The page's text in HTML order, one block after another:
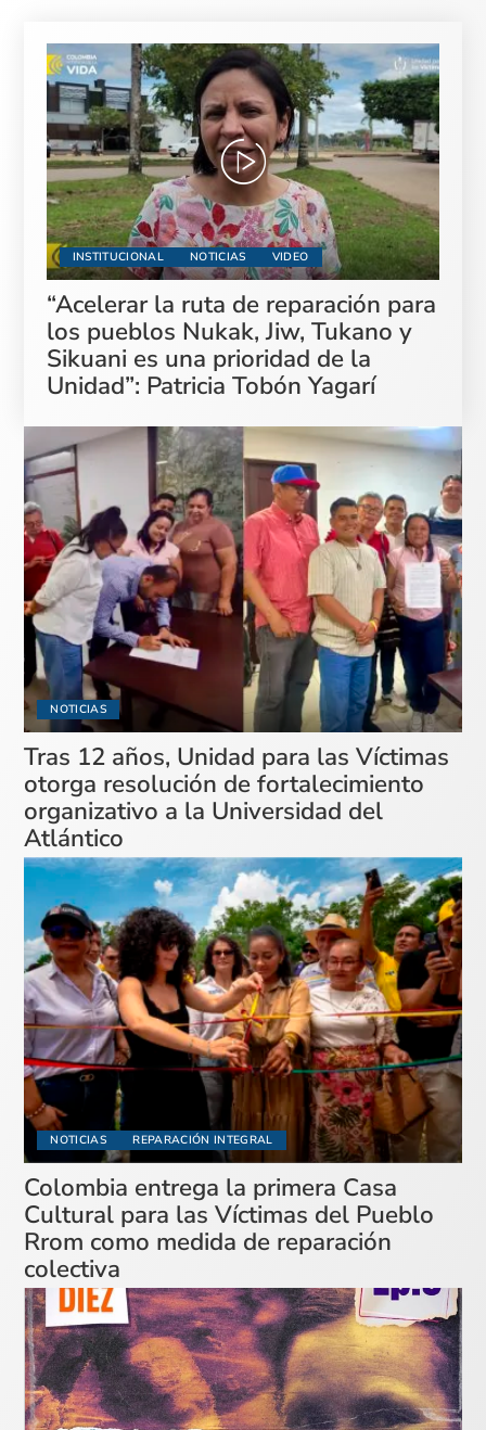
INSTITUCIONAL NOTICIAS VIDEO
“Acelerar la ruta de reparación para
los pueblos Nukak, Jiw, Tukano y
Sikuani es una prioridad de la
Unidad”: Patricia Tobón Yagarí
NOTICIAS
Tras 12 años, Unidad para las Víctimas
otorga resolución de fortalecimiento
organizativo a la Universidad del
Atlántico
NOTICIAS REPARACIÓN INTEGRAL
Colombia entrega la primera Casa
Cultural para las Víctimas del Pueblo
Rrom como medida de reparación
colectiva